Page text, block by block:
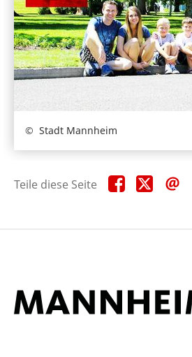
Stadt Mannheim
Teile diese Seite Teile
diese
Teile
diese